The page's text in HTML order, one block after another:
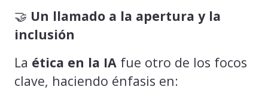
🤝 Un llamado a la apertura y la
inclusión
La ética en la IA fue otro de los focos
clave, haciendo énfasis en: